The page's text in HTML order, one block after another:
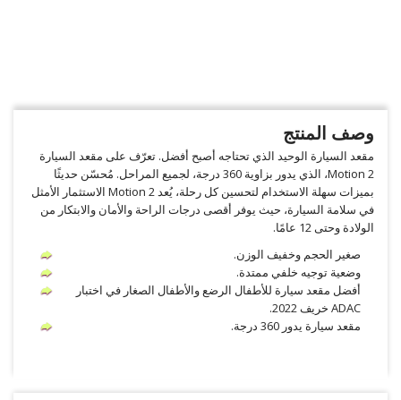
وصف المنتج
مقعد السيارة الوحيد الذي تحتاجه أصبح أفضل. تعرّف على مقعد السيارة
Motion 2، الذي يدور بزاوية 360 درجة، لجميع المراحل. مُحسّن حديثًا
بميزات سهلة الاستخدام لتحسين كل رحلة، يُعد Motion 2 الاستثمار الأمثل
في سلامة السيارة، حيث يوفر أقصى درجات الراحة والأمان والابتكار من
الولادة وحتى 12 عامًا.
صغير الحجم وخفيف الوزن.
وضعية توجيه خلفي ممتدة.
أفضل مقعد سيارة للأطفال الرضع والأطفال الصغار في اختبار
ADAC خريف 2022.
مقعد سيارة يدور 360 درجة.